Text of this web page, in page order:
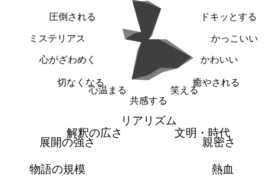
ドキッとする
かっこいい
かわいい
癒やされる
笑える
共感する
心温まる
切なくなる
心がざわめく
ミステリアス
圧倒される
リアリズム
文明・時代
親密さ
熱血
物語の規模
展開の強さ
解釈の広さ